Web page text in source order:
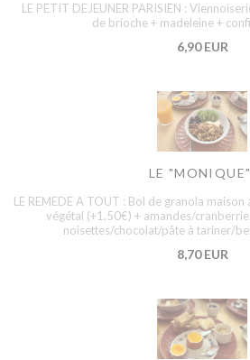
LE PETIT DEJEUNER PARISIEN :
de brioche + madeleine +
6,90 EUR
LE "MONIQUE"
LE REMEDE A TOUT : Bol de granola
végétal (+1,50€) + amandes/
noisettes/chocolat/pâte à tariner/
8,70 EUR